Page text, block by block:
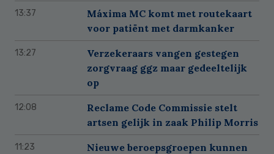
13:37
Máxima MC komt met routekaart
voor patiënt met darmkanker
13:27
Verzekeraars vangen gestegen
zorgvraag ggz maar gedeeltelijk
op
12:08
Reclame Code Commissie stelt
artsen gelijk in zaak Philip Morris
11:23
Nieuwe beroepsgroepen kunnen